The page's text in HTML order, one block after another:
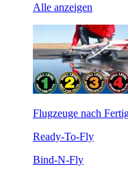
Alle anzeigen
Flugzeuge nach
Ready-To-Fly
Bind-N-Fly